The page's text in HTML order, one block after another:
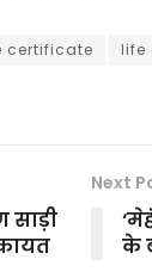
certificate life
साड़ी
Next
के